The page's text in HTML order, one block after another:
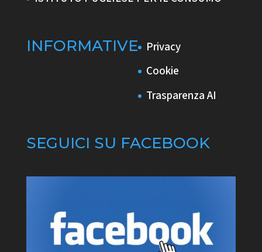
INFORMATIVE
Privacy
Cookie
Trasparenza AI
SEGUICI SU FACEBOOK